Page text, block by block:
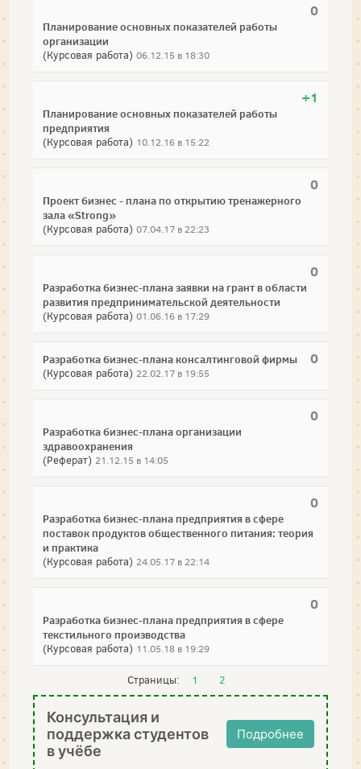
0
Планирование основных показателей работы
организации
(Курсовая работа) 06.12.15 в 18:30
+1
Планирование основных показателей работы
предприятия
(Курсовая работа) 10.12.16 в 15:22
0
Проект бизнес - плана по открытию тренажерного
зала «Strong»
(Курсовая работа) 07.04.17 в 22:23
0
Разработка бизнес-плана заявки на грант в области
развития предпринимательской деятельности
(Курсовая работа) 01.06.16 в 17:29
0
Разработка бизнес-плана консалтинговой фирмы
(Курсовая работа) 22.02.17 в 19:55
0
Разработка бизнес-плана организации
здравоохранения
(Реферат) 21.12.15 в 14:05
0
Разработка бизнес-плана предприятия в сфере
поставок продуктов общественного питания: теория
и практика
(Курсовая работа) 24.05.17 в 22:14
0
Разработка бизнес-плана предприятия в сфере
текстильного производства
(Курсовая работа) 11.05.18 в 19:29
Страницы: 1 2
Консультация и
поддержка студентов
в учёбе
Подробнее